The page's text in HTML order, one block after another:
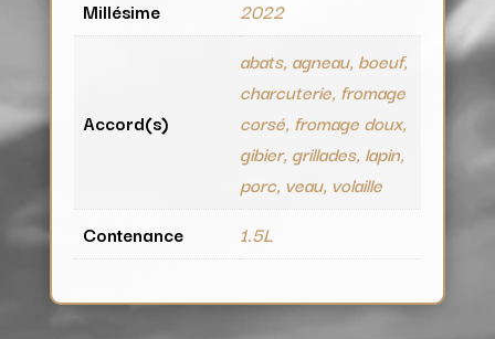
Millésime
2022
Accord(s)
abats, agneau, boeuf,
charcuterie, fromage
corsé, fromage doux,
gibier, grillades, lapin,
porc, veau, volaille
Contenance
1.5L